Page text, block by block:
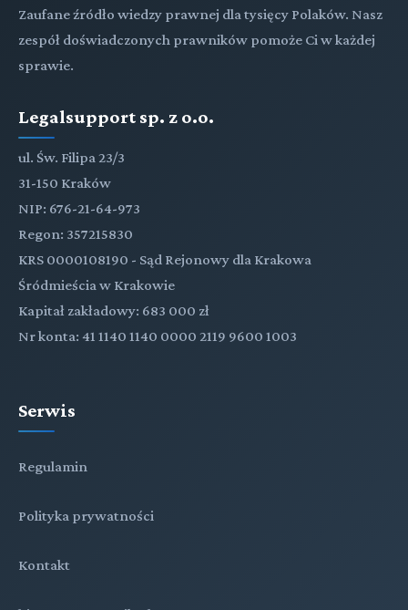
Zaufane źródło wiedzy prawnej dla tysięcy Polaków. Nasz
zespół doświadczonych prawników pomoże Ci w każdej
sprawie.
Legalsupport sp. z o.o.
ul. Św. Filipa 23/3
31-150 Kraków
NIP: 676-21-64-973
Regon: 357215830
KRS 0000108190 - Sąd Rejonowy dla Krakowa
Śródmieścia w Krakowie
Kapitał zakładowy: 683 000 zł
Nr konta: 41 1140 1140 0000 2119 9600 1003
Serwis
Regulamin
Polityka prywatności
Kontakt